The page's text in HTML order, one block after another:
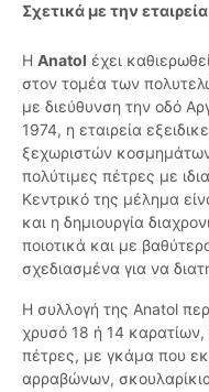
Σχετικά με την
Η Anatol έχει
στον τομέα των
με διεύθυνση την οδό
1974, η εταιρεία
ξεχωριστών
πολύτιμες πέτρες με
Κεντρικό της μέλημα
και η δημιουργία
ποιοτικά και με
σχεδιασμένα για να
Η συλλογή της Anatol
χρυσό 18 ή 14 καρατίων,
πέτρες, με γκάμα που
αρραβώνων,